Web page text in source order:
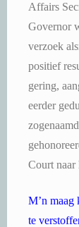
Affairs
Governor
verzoek
positief
gering,
eerder
Court naar
M’n maag
te